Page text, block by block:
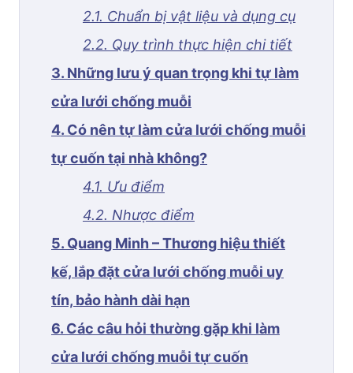
2.1. Chuẩn bị vật liệu và dụng cụ
2.2. Quy trình thực hiện chi tiết
3. Những lưu ý quan trọng khi tự làm
cửa lưới chống muỗi
4. Có nên tự làm cửa lưới chống muỗi
tự cuốn tại nhà không?
4.1. Ưu điểm
4.2. Nhược điểm
5. Quang Minh – Thương hiệu thiết
kế, lắp đặt cửa lưới chống muỗi uy
tín, bảo hành dài hạn
6. Các câu hỏi thường gặp khi làm
cửa lưới chống muỗi tự cuốn